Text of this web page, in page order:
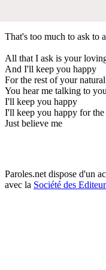
That's too much to ask to
All that I ask is your
And I'll keep you happy
For the rest of your
You hear me talking to you
I'll keep you happy
I'll keep you happy for
Just believe me
Paroles.net dispose d'un
avec la Société des